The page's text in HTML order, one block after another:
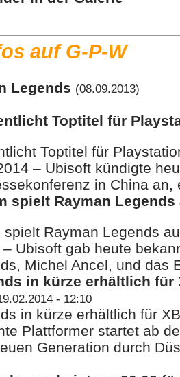
auf G-P-W
Legends (08.09.2013)
Toptitel für
Toptitel für
– Ubisoft kündigte
in China
spielt Rayman Legends
spielt Rayman Legends
Ubisoft gab heute
Michel Ancel, und das
in kürze erhältlich für
- 12:10
in kürze erhältlich für
Plattformer startet ab
Generation durch